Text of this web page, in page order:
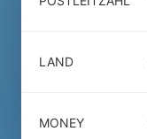
LAND
MONEY